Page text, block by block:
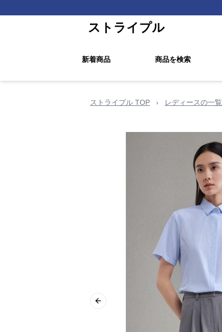
ストライプル
新着商品 商品を検索
ストライプル TOP › レディースの一覧
Previous slide